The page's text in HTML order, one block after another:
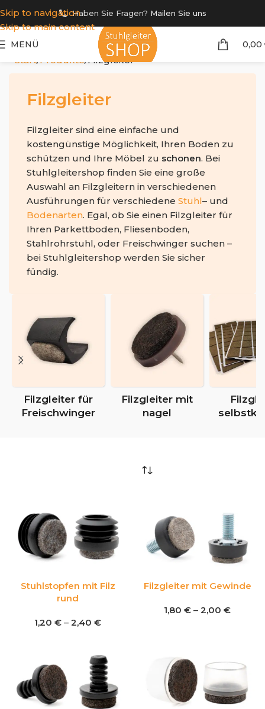
Skip to navigation
Skip to main content
Haben Sie Fragen? Mailen Sie uns
MENÜ 0,00
Start Produkte Filzgleiter
Filzgleiter
Filzgleiter sind eine einfache und
kostengünstige Möglichkeit, Ihren Boden zu
schützen und Ihre Möbel zu schonen. Bei
Stuhlgleitershop finden Sie eine große
Auswahl an Filzgleitern in verschiedenen
Ausführungen für verschiedene Stuhl– und
Bodenarten. Egal, ob Sie einen Filzgleiter für
Ihren Parkettboden, Fliesenboden,
Stahlrohrstuhl, oder Freischwinger suchen –
bei Stuhlgleitershop werden Sie sicher
fündig.
Filzgleiter für
Freischwinger
Filzgleiter mit
nagel
Stuhlstopfen mit Filz
rund
1,20 € – 2,40 €
Filzgleiter mit Gewinde
1,80 € – 2,00 €